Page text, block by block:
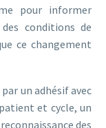
pour informer
conditions de
ce changement
par un adhésif avec
et cycle, un
des